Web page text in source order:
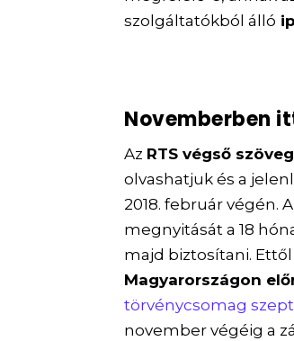
szolgáltatókból álló
Novemberben
Az RTS végső
olvashatjuk és a
2018. február végén.
megnyitását a 18
majd biztosítani.
Magyarországon
törvénycsomag
november végéig a